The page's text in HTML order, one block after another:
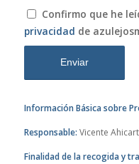
Confirmo que he
privacidad de
Información Básica sobre
Responsable: Vicente Ahicart
Finalidad de la recogida y